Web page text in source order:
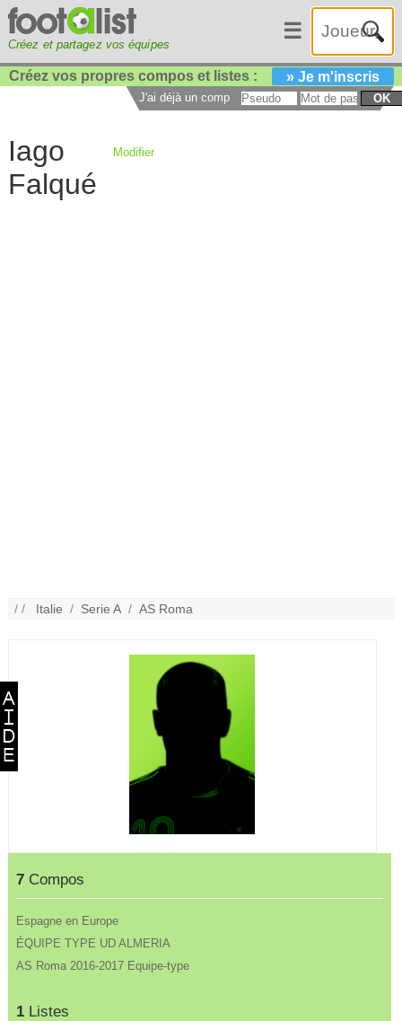
Créez et partagez vos équipes
☰
Créez vos propres compos et listes : » Je m'inscris
J'ai déjà un compte : OK
Iago
Falqué
Modifier
/ / Italie / Serie A /AS Roma
7 Compos
Espagne en Europe
ÉQUIPE TYPE UD ALMERIA
AS Roma 2016-2017 Equipe-type
1 Listes